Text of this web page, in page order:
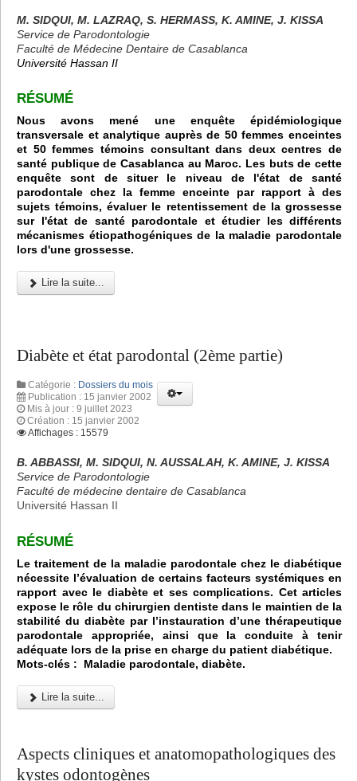
M. SIDQUI, M. LAZRAQ, S. HERMASS, K. AMINE, J. KISSA
Service de Parodontologie
Faculté de Médecine Dentaire de Casablanca
Université Hassan II
RÉSUMÉ
Nous avons mené une enquête épidémiologique
transversale et analytique auprès de 50 femmes enceintes
et 50 femmes témoins consultant dans deux centres de
santé publique de Casablanca au Maroc. Les buts de cette
enquête sont de situer le niveau de l'état de santé
parodontale chez la femme enceinte par rapport à des
sujets témoins, évaluer le retentissement de la grossesse
sur l'état de santé parodontale et étudier les différents
mécanismes étiopathogéniques de la maladie parodontale
lors d'une grossesse.
Lire la suite...
Diabète et état parodontal (2ème partie)
Catégorie : Dossiers du mois
Publication : 15 janvier 2002
Mis à jour : 9 juillet 2023
Création : 15 janvier 2002
Affichages : 15579
B. ABBASSI, M. SIDQUI, N. AUSSALAH, K. AMINE, J. KISSA
Service de Parodontologie
Faculté de médecine dentaire de Casablanca
Université Hassan II
RÉSUMÉ
Le traitement de la maladie parodontale chez le diabétique
nécessite l’évaluation de certains facteurs systémiques en
rapport avec le diabète et ses complications. Cet articles
expose le rôle du chirurgien dentiste dans le maintien de la
stabilité du diabète par l’instauration d’une thérapeutique
parodontale appropriée, ainsi que la conduite à tenir
adéquate lors de la prise en charge du patient diabétique.
Mots-clés : Maladie parodontale, diabète.
Lire la suite...
Aspects cliniques et anatomopathologiques des
kystes odontogènes